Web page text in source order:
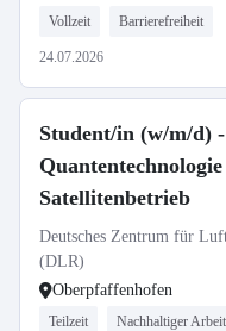
Vollzeit Barrierefreiheit
24.07.2026
Student/in (w/m/d)
Satellitenbetrieb
Deutsches Zentrum für
(DLR)
Oberpfaffenhofen
Teilzeit Nachhaltiger